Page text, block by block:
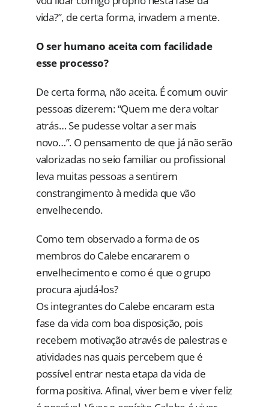
vida?”, de certa forma, invadem a mente.
O ser humano aceita com facilidade
esse processo?
De certa forma, não aceita. É comum ouvir
pessoas dizerem: “Quem me dera voltar
atrás… Se pudesse voltar a ser mais
novo…”. O pensamento de que já não serão
valorizadas no seio familiar ou profissional
leva muitas pessoas a sentirem
constrangimento à medida que vão
envelhecendo.
Como tem observado a forma de os
membros do Calebe encararem o
envelhecimento e como é que o grupo
procura ajudá-los?
Os integrantes do Calebe encaram esta
fase da vida com boa disposição, pois
recebem motivação através de palestras e
atividades nas quais percebem que é
possível entrar nesta etapa da vida de
forma positiva. Afinal, viver bem e viver feliz